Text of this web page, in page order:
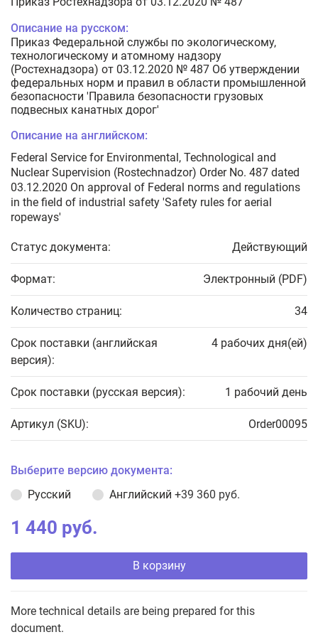
Описание на русском:
Приказ Федеральной службы по экологическому,
технологическому и атомному надзору
(Ростехнадзора) от 03.12.2020 № 487 Об утверждении
федеральных норм и правил в области промышленной
безопасности 'Правила безопасности грузовых
подвесных канатных дорог'
Описание на английском:
Federal Service for Environmental, Technological and
Nuclear Supervision (Rostechnadzor) Order No. 487 dated
03.12.2020 On approval of Federal norms and regulations
in the field of industrial safety 'Safety rules for aerial
ropeways'
Статус документа: Действующий
Формат: Электронный (PDF)
Количество страниц: 34
Срок поставки (английская
версия):
4 рабочих дня(ей)
Срок поставки (русская версия): 1 рабочий день
Артикул (SKU): Order00095
Выберите версию документа:
Русский
Английский +39 360 руб.
1 440 руб.
В корзину
More technical details are being prepared for this
document.